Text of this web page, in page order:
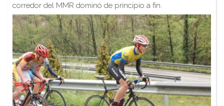
corredor del MMR dominó de principio a fin.